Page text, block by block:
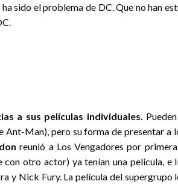
sido el problema de DC. Que no han
a sus películas individuales.
Ant-Man), pero su forma de presentar a
reunió a Los Vengadores por
otro actor) ya tenían una película, e
y Nick Fury. La película del supergrupo